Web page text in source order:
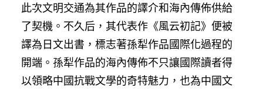
此次文明交通為其作品的譯介和海內傳佈供給
了契機。不久后，其代表作《風云初記》便被
譯為日文出書，標志著孫犁作品國際化過程的
開端。孫犁作品的海內傳佈不只讓國際讀者得
以領略中國抗戰文學的奇特魅力，也為中國文